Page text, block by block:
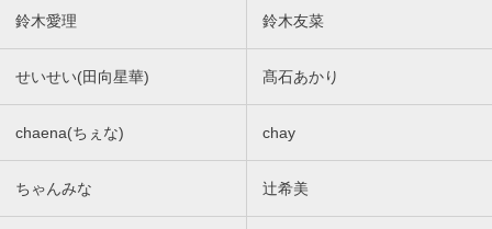
鈴木愛理 鈴木友菜
せいせい(田向星華) 髙石あかり
chaena(ちぇな) chay
ちゃんみな 辻希美